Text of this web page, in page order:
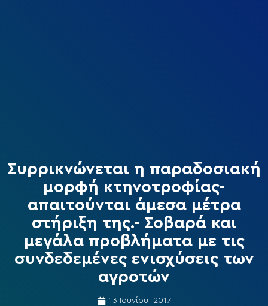
Συρρικνώνεται η παραδοσιακή
μορφή κτηνοτροφίας-
απαιτούνται άμεσα μέτρα
στήριξη της.- Σοβαρά και
μεγάλα προβλήματα με τις
συνδεδεμένες ενισχύσεις των
αγροτών
13 Ιουνίου, 2017